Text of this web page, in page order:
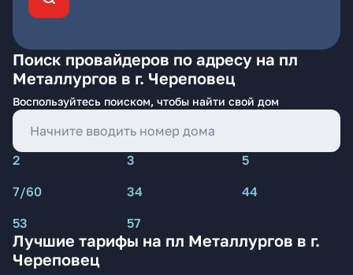
Поиск провайдеров по адресу на пл
Металлургов в г. Череповец
Воспользуйтесь поиском, чтобы найти свой дом
2 3
5
7/60
34
44
53
57
Лучшие тарифы на пл Металлургов в г.
Череповец